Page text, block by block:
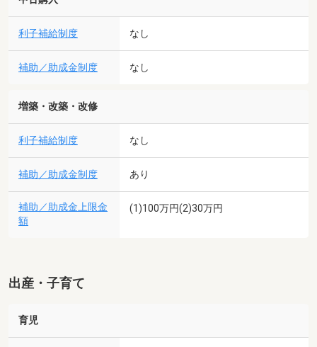
利子補給制度 なし
補助／助成金制度 なし
増築・改築・改修
利子補給制度 なし
補助／助成金制度 あり
補助／助成金上限金
額
(1)100万円(2)30万円
出産・子育て
育児